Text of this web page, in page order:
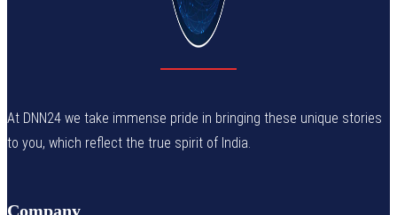
At DNN24 we take immense pride in bringing these unique stories
to you, which reflect the true spirit of India.
Company